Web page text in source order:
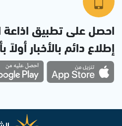
احصل على تطبيق
إطلاع دائم بالأخبار أولاً